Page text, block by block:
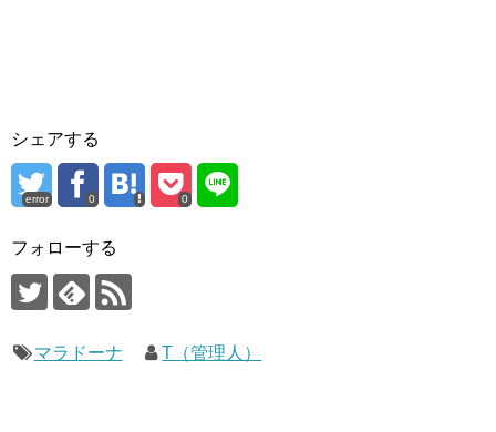
シェアする
error 0 0
フォローする
マラドーナ T（管理人）